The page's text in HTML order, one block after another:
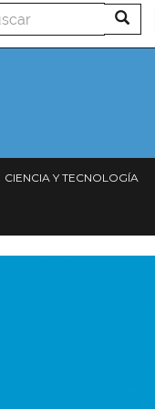
Buscar
CIENCIA Y TECNOLOGÍA